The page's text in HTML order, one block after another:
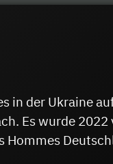
in der Ukraine
Es wurde
Hommes